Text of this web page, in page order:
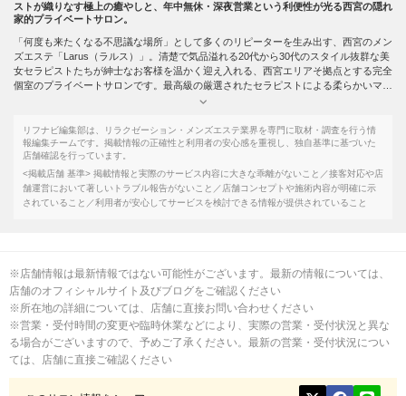
ストが織りなす極上の癒やしと、年中無休・深夜営業という利便性が光る西宮の隠れ
家的プライベートサロン。
「何度も来たくなる不思議な場所」として多くのリピーターを生み出す、西宮のメン
ズエステ「Larus（ラルス）」。清楚で気品溢れる20代から30代のスタイル抜群な美
女セラピストたちが紳士なお客様を温かく迎え入れる、西宮エリアそ拠点とする完全
個室のプライベートサロンです。最高級の厳選されたセラピストによる柔らかいマッ
サージで、日頃溜まった疲れがじんわりとほぐれていく感覚は、一度体験すると忘れ
きは、心身の奥深くまでしっかりと届き、訪れるたびに新たな感動をもたらしてくれ
ます。
初めてメンズエステを利用する方の中には、アロマオイルを使ったマッサージに少し
抵抗を感じる方もいるかもしれません。そんな方に向けて、50分（オイル無しのお
試しコース）8,000円〜というリーズナブルな料金設定を用意しており、まずは気軽
にサロンの雰囲気と施術を体感していただけます。高級オイルを使用した全身リラク
スも抜群。清楚で気品ある美女セラピストたちとの出会いもまた、このサロンの大き
な魅力のひとつです。
リフナビ編集部は、リラクゼーション・メンズエステ業界を専門に取材・調査を行う情
報編集チームです。掲載情報の正確性と利用者の安心感を重視し、独自基準に基づいた
店舗確認を行っています。
<掲載店舗 基準> 掲載情報と実際のサービス内容に大きな乖離がないこと／接客対応や店
舗運営において著しいトラブル報告がないこと／店舗コンセプトや施術内容が明確に示
されていること／利用者が安心してサービスを検討できる情報が提供されていること
※店舗情報は最新情報ではない可能性がございます。最新の情報については、
店舗のオフィシャルサイト及びブログをご確認ください
※所在地の詳細については、店舗に直接お問い合わせください
※営業・受付時間の変更や臨時休業などにより、実際の営業・受付状況と異な
る場合がございますので、予めご了承ください。最新の営業・受付状況につい
ては、店舗に直接ご確認ください